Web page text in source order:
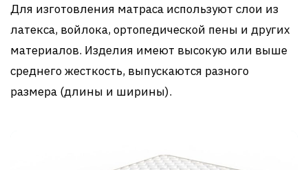
Для изготовления матраса используют слои из
латекса, войлока, ортопедической пены и других
материалов. Изделия имеют высокую или выше
среднего жесткость, выпускаются разного
размера (длины и ширины).